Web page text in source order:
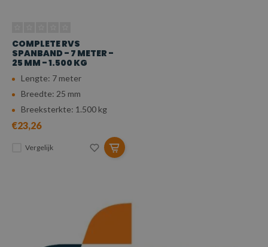
COMPLETE RVS
SPANBAND - 7 METER -
25 MM - 1.500 KG
Lengte: 7 meter
Breedte: 25 mm
Breeksterkte: 1.500 kg
€23,26
Vergelijk